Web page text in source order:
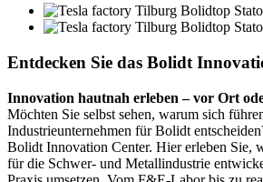
Entdecken Sie das Bolidt
Innovation hautnah erleben – vor Ort
Möchten Sie selbst sehen, warum sich
Industrieunternehmen für Bolidt
Bolidt Innovation Center. Hier erleben Sie,
für die Schwer- und Metallindustrie